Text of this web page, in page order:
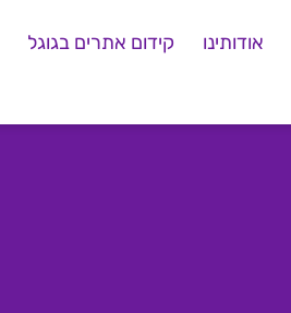
אודותינו קידום אתרים בגוגל